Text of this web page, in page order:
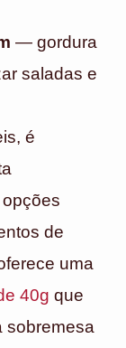
— gordura
saladas e
é
de
uma
40g que
sobremesa